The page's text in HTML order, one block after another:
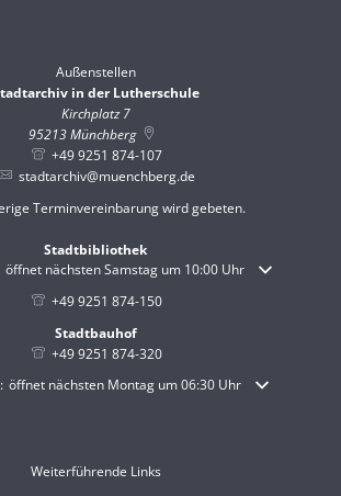
Außenstellen
in der Lutherschule
Kirchplatz 7
95213Münchberg
+49 9251 874-107
stadtarchiv@muenchberg.de
Terminvereinbarung wird gebeten.
Stadtbibliothek
Öffnungs- oder Schließzeiten auszublenden
öffnet nächsten Samstag um 10:00 Uhr
+49 9251 874-150
Stadtbauhof
+49 9251 874-320
Öffnungs- oder Schließzeiten auszublenden
öffnet nächsten Montag um 06:30 Uhr
Weiterführende Links